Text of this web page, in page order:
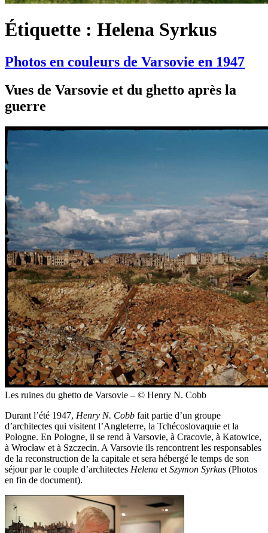
Étiquette : Helena Syrkus
Photos en couleurs de Varsovie en 1947
Vues de Varsovie et du ghetto après la
guerre
Les ruines du ghetto de Varsovie – © Henry N. Cobb
Durant l’été 1947, Henry N. Cobb fait partie d’un groupe
d’architectes qui visitent l’Angleterre, la Tchécoslovaquie et la
Pologne. En Pologne, il se rend à Varsovie, à Cracovie, à Katowice,
à Wrocław et à Szczecin. A Varsovie ils rencontrent les responsables
de la reconstruction de la capitale et sera hébergé le temps de son
séjour par le couple d’architectes Helena et Szymon Syrkus (Photos
en fin de document).